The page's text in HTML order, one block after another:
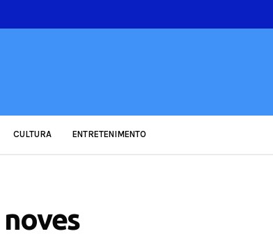
CULTURA ENTRETENIMENTO